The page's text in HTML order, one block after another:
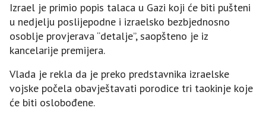
Izrael je primio popis talaca u Gazi koji će biti pušteni
u nedjelju poslijepodne i izraelsko bezbjednosno
osoblje provjerava “detalje”, saopšteno je iz
kancelarije premijera.
Vlada je rekla da je preko predstavnika izraelske
vojske počela obavještavati porodice tri taokinje koje
će biti oslobođene.